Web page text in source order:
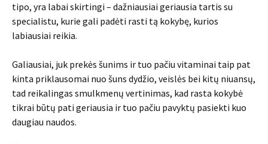
tipo, yra labai skirtingi – dažniausiai geriausia tartis su
specialistu, kurie gali padėti rasti tą kokybę, kurios
labiausiai reikia.
Galiausiai, juk prekės šunims ir tuo pačiu vitaminai taip pat
kinta priklausomai nuo šuns dydžio, veislės bei kitų niuansų,
tad reikalingas smulkmenų vertinimas, kad rasta kokybė
tikrai būtų pati geriausia ir tuo pačiu pavyktų pasiekti kuo
daugiau naudos.